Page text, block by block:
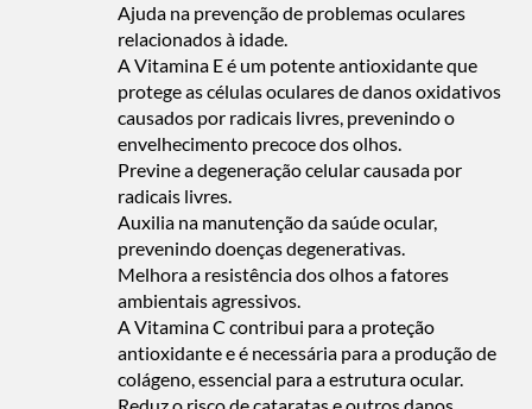
Ajuda na prevenção de problemas oculares
relacionados à idade.
A Vitamina E é um potente antioxidante que
protege as células oculares de danos oxidativos
causados por radicais livres, prevenindo o
envelhecimento precoce dos olhos.
Previne a degeneração celular causada por
radicais livres.
Auxilia na manutenção da saúde ocular,
prevenindo doenças degenerativas.
Melhora a resistência dos olhos a fatores
ambientais agressivos.
A Vitamina C contribui para a proteção
antioxidante e é necessária para a produção de
colágeno, essencial para a estrutura ocular.